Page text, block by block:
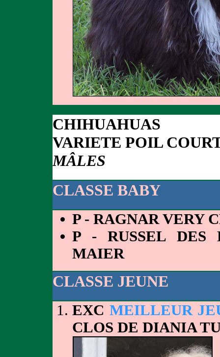
CHIHUAHUAS
VARIETE POIL
MÂLES
CLASSE BABY
P - RAGNAR VERY
P - RUSSEL DES
MAIER
CLASSE JEUNE
EXC MEILLEUR
CLOS DE DIANIA